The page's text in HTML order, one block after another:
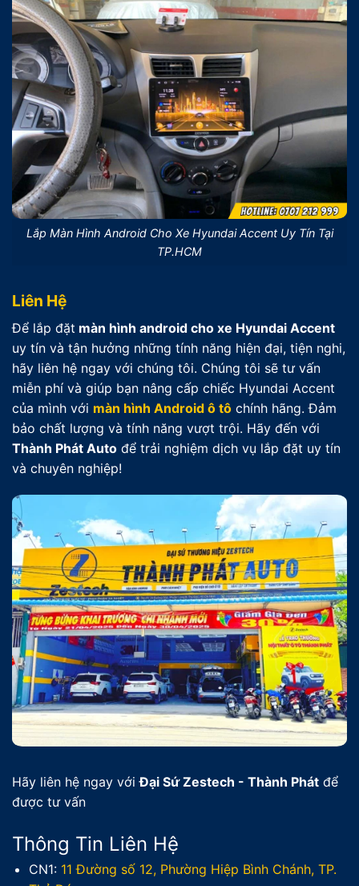
Lắp Màn Hình Android Cho Xe Hyundai Accent Uy Tín Tại
TP.HCM
Liên Hệ
Để lắp đặt màn hình android cho xe Hyundai Accent
uy tín và tận hưởng những tính năng hiện đại, tiện nghi,
hãy liên hệ ngay với chúng tôi. Chúng tôi sẽ tư vấn
miễn phí và giúp bạn nâng cấp chiếc Hyundai Accent
của mình với màn hình Android ô tô chính hãng. Đảm
bảo chất lượng và tính năng vượt trội. Hãy đến với
Thành Phát Auto để trải nghiệm dịch vụ lắp đặt uy tín
và chuyên nghiệp!
Hãy liên hệ ngay vớiĐại Sứ Zestech - Thành Phát để
được tư vấn
Thông Tin Liên Hệ
CN1: 11 Đường số 12, Phường Hiệp Bình Chánh, TP.